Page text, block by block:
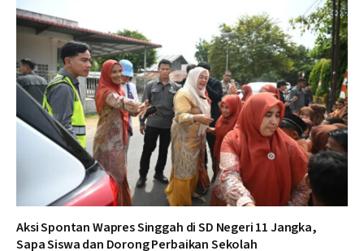
Aksi Spontan Wapres Singgah di SD Negeri 11 Jangka,
Sapa Siswa dan Dorong Perbaikan Sekolah